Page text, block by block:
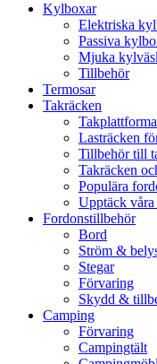
Kylboxar
Elektriska
Passiva
Mjuka
Tillbehör
Termosar
Takräcken
Lasträcken
Tillbehör till
Takräcken
Populära
Upptäck våra
Fordonstillbehör
Bord
Ström &
Stegar
Förvaring
Skydd &
Camping
Förvaring
Campingtält